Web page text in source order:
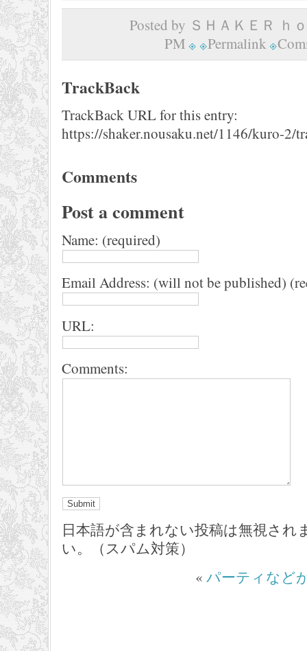
Posted by ＳＨＡＫＥＲ ｈ
PM
Permalink
TrackBack
TrackBack URL for this entry:
https://shaker.nousaku.net/1146/kuro-2/
Comments
Post a comment
Name: (required)
Email Address: (will not be published)
URL:
Comments:
日本語が含まれない投稿は無視され
い。（スパム対策）
« パーティなど